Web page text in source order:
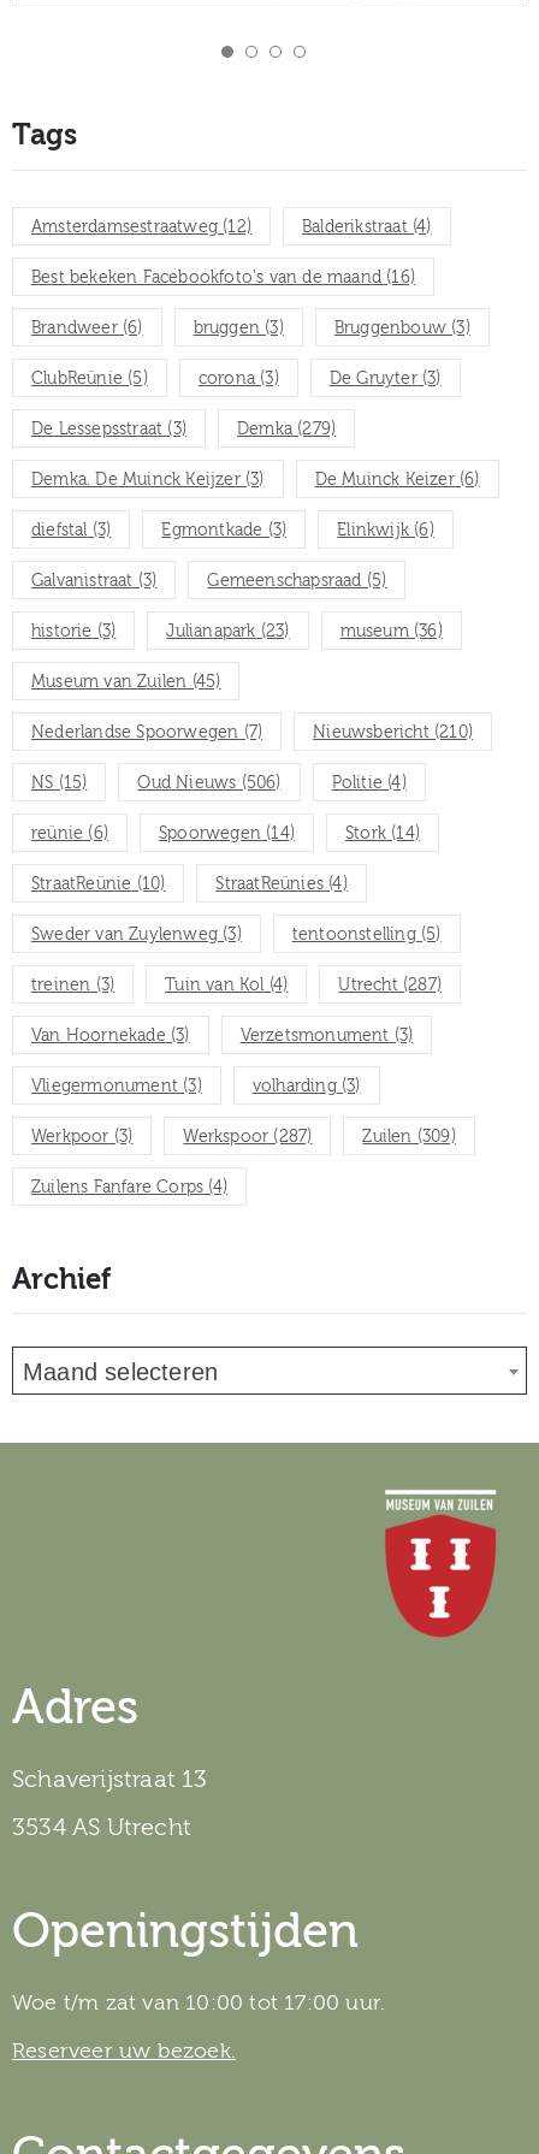
Tags
Amsterdamsestraatweg (12) Balderikstraat(4)
Best bekeken Facebookfoto's van de maand (16)
Brandweer(6) bruggen (3) Bruggenbouw (3)
ClubReünie (5) corona (3) De Gruyter(3)
De Lessepsstraat (3) Demka (279)
Demka. De Muinck Keijzer(3) De Muinck Keizer(6)
diefstal (3) Egmontkade (3) Elinkwijk (6)
Galvanistraat (3) Gemeenschapsraad (5)
historie (3) Julianapark (23) museum(36)
Museum van Zuilen (45)
Nederlandse Spoorwegen (7) Nieuwsbericht(210)
NS (15) Oud Nieuws (506) Politie (4)
reünie (6) Spoorwegen (14) Stork (14)
StraatReünie (10) StraatReünies (4)
Sweder van Zuylenweg (3) tentoonstelling(5)
treinen (3) Tuin van Kol (4) Utrecht(287)
Van Hoornekade (3) Verzetsmonument (3)
Vliegermonument (3) volharding(3)
Werkpoor (3) Werkspoor (287) Zuilen (309)
Zuilens Fanfare Corps (4)
Archief
Maand selecteren
Adres
Schaverijstraat 13
3534 AS Utrecht
Openingstijden
Woe t/m zat van 10:00 tot 17:00 uur.
Reserveer uw bezoek.